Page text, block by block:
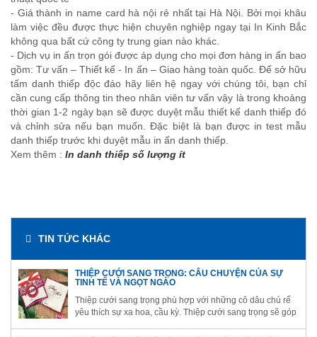
- Giá thành in name card hà nội rẻ nhất tại Hà Nội. Bởi mọi khâu
làm việc đều được thực hiện chuyên nghiệp ngay tại In Kinh Bắc
không qua bất cứ công ty trung gian nào khác.
- Dịch vụ in ấn trọn gói được áp dụng cho mọi đơn hàng in ấn bao
gồm: Tư vấn – Thiết kế - In ấn – Giao hàng toàn quốc. Để sở hữu
tấm danh thiếp độc đáo hãy liên hệ ngay với chúng tôi, bạn chỉ
cần cung cấp thông tin theo nhân viên tư vấn vậy là trong khoảng
thời gian 1-2 ngày bạn sẽ được duyệt mẫu thiết kế danh thiếp đó
và chỉnh sửa nếu bạn muốn. Đặc biệt là bạn được in test mẫu
danh thiếp trước khi duyệt mẫu in ấn danh thiếp.
Xem thêm : In danh thiếp số lượng ít
TIN TỨC KHÁC
THIỆP CƯỚI SANG TRỌNG: CÂU CHUYỆN CỦA SỰ
TINH TẾ VÀ NGỌT NGÀO
Thiệp cưới sang trọng phù hợp với những cô dâu chú rể
yêu thích sự xa hoa, cầu kỳ. Thiệp cưới sang trọng sẽ góp